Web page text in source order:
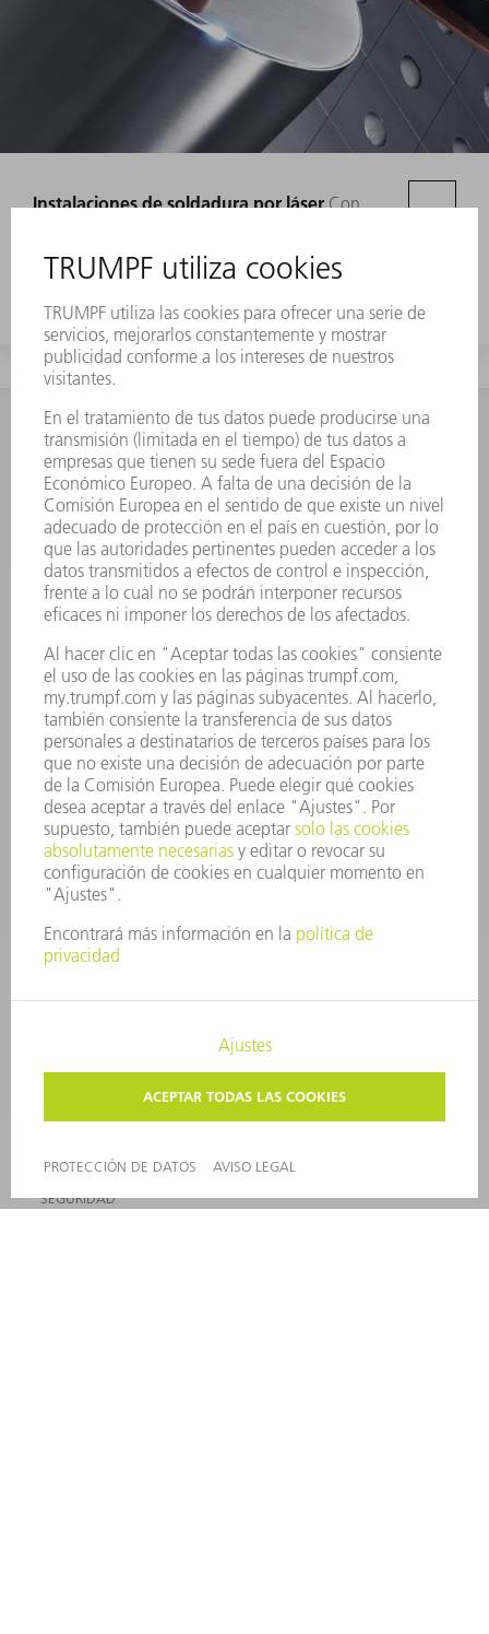
Instalaciones de soldadura por láser Con
dispondrá del útil ideal para unir metales,
plásticos u otros materiales sin deformaciones y
con costuras perfectas.
CONTACTO NEWSROOM
EVENTOS Y
CONVOCATORIAS
SUSCRIPCIÓN AL BOLETÍN
DE TRUMPF
SERVICIOS ONLINE
CONTACTO
SEDES
EVENTOS Y CONVOCATORIAS
REGISTRO PARA EL BOLETÍN INFORMATIVO
FICHAS TÉCNICAS DE SEGURIDAD
PRODUCTOS
MÁQUINAS Y SISTEMAS
LÁSER
ELECTRÓNICA DE POTENCIA
HERRAMIENTAS PORTÁTILES
FÁBRICA INTELIGENTE
SERVICIOS
APLICACIONES
EMPRESA
JUNTA DIRECTIVA
CUMPLIMIENTO
SISTEMA DE INFORMADORES
SEGURIDAD